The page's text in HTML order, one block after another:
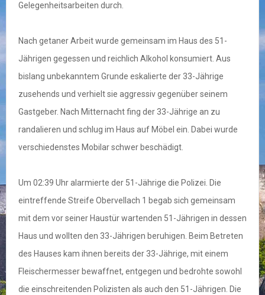
Gelegenheitsarbeiten durch.
Nach getaner Arbeit wurde gemeinsam im Haus des 51-
Jährigen gegessen und reichlich Alkohol konsumiert. Aus
bislang unbekanntem Grunde eskalierte der 33-Jährige
zusehends und verhielt sie aggressiv gegenüber seinem
Gastgeber. Nach Mitternacht fing der 33-Jährige an zu
randalieren und schlug im Haus auf Möbel ein. Dabei wurde
verschiedenstes Mobilar schwer beschädigt.
Um 02:39 Uhr alarmierte der 51-Jährige die Polizei. Die
eintreffende Streife Obervellach 1 begab sich gemeinsam
mit dem vor seiner Haustür wartenden 51-Jährigen in dessen
Haus und wollten den 33-Jährigen beruhigen. Beim Betreten
des Hauses kam ihnen bereits der 33-Jährige, mit einem
Fleischermesser bewaffnet, entgegen und bedrohte sowohl
die einschreitenden Polizisten als auch den 51-Jährigen. Die